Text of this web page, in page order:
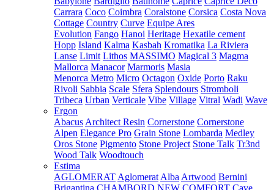
Carrara Coco Coimbra Coralstone Corsica Costa Nova
Cottage Country Curve Equipe Ares
Evolution Fango Hanoi Heritage Hexatile cement
Hopp Island Kalma Kasbah Kromatika La Riviera
Lanse Limit Lithos MASSIMO Magical 3 Magma
Mallorca Manacor Marmoris Masia
Menorca Metro Micro Octagon Oxide Porto Raku
Rivoli Sabbia Scale Sfera Splendours Stromboli
Tribeca Urban Verticale Vibe Village Vitral Wadi Wave
Ergon
Abacus Architect Resin Cornerstone Cornerstone
Alpen Elegance Pro Grain Stone Lombarda Medley
Oros Stone Pigmento Stone Project Stone Talk Tr3nd
Wood Talk Woodtouch
Estima
AGLOMERAT Aglomerat Alba Artwood Bernini